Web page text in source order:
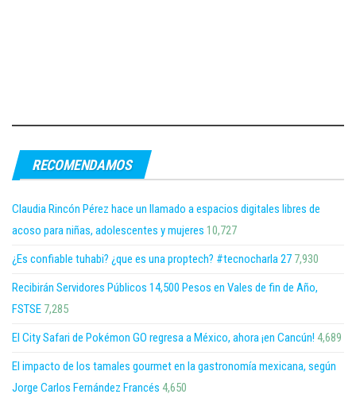
RECOMENDAMOS
Claudia Rincón Pérez hace un llamado a espacios digitales libres de
acoso para niñas, adolescentes y mujeres 10,727
¿Es confiable tuhabi? ¿que es una proptech? #tecnocharla 27 7,930
Recibirán Servidores Públicos 14,500 Pesos en Vales de fin de Año,
FSTSE 7,285
El City Safari de Pokémon GO regresa a México, ahora ¡en Cancún! 4,689
El impacto de los tamales gourmet en la gastronomía mexicana, según
Jorge Carlos Fernández Francés 4,650